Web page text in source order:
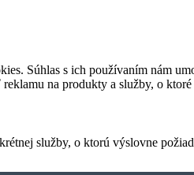
Súhlas s ich používaním nám
na produkty a služby, o ktoré
služby, o ktorú výslovne